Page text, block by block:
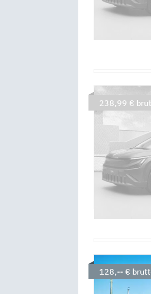
238,99 €
128,-- €